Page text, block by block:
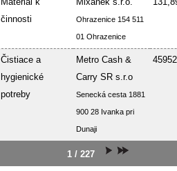
Materiál k
činnosti
Mixánek s.r.o.
Ohrazenice 154 511
01 Ohrazenice
Čistiace a
hygienické
potreby
Metro Cash &
Carry SR s.r.o
Senecká cesta 1881
900 28 Ivanka pri
Dunaji
1 / 227